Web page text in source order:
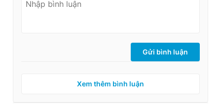
Gửi bình luận
Xem thêm bình luận